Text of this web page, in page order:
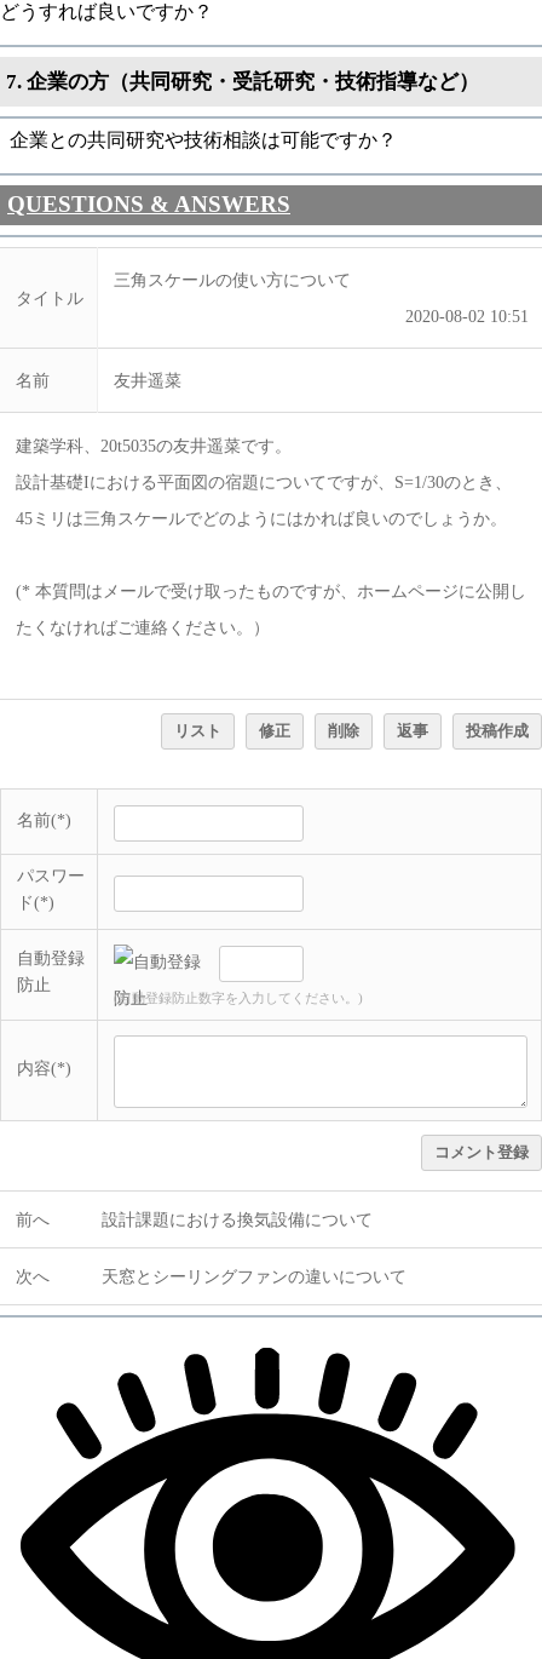
どうすれば良いですか？
7. 企業の方（共同研究・受託研究・技術指導など）
企業との共同研究や技術相談は可能ですか？
QUESTIONS & ANSWERS
タイトル
三角スケールの使い方について
2020-08-02 10:51
名前 友井遥菜
建築学科、20t5035の友井遥菜です。
設計基礎Iにおける平面図の宿題についてですが、S=1/30のとき、
45ミリは三角スケールでどのようにはかれば良いのでしょうか。
(* 本質問はメールで受け取ったものですが、ホームページに公開し
たくなければご連絡ください。）
リスト 修正 削除 返事 投稿作成
名前(*)
パスワー
ド(*)
自動登録
防止
(自動登録防止数字を入力してください。)
内容(*)
コメント登録
前へ 設計課題における換気設備について
次へ 天窓とシーリングファンの違いについて